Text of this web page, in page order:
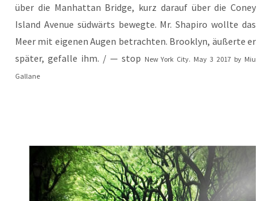
über die Man­hat­tan Bridge, kurz dar­auf über die Coney
Island Ave­nue süd­wärts beweg­te. Mr. Sha­pi­ro woll­te das
Meer mit eige­nen Augen betrach­ten. Brook­lyn, äußer­te er
spä­ter, gefal­le ihm. / — stop New York City. May 3 2017 by Miu
Gallane